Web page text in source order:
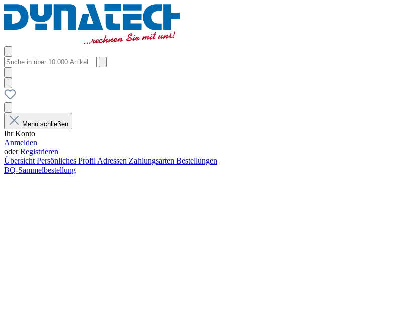
Menü schließen
Ihr Konto
Anmelden
oderRegistrieren
Übersicht Persönliches Profil Adressen Zahlungsarten Bestellungen
BQ-Sammelbestellung